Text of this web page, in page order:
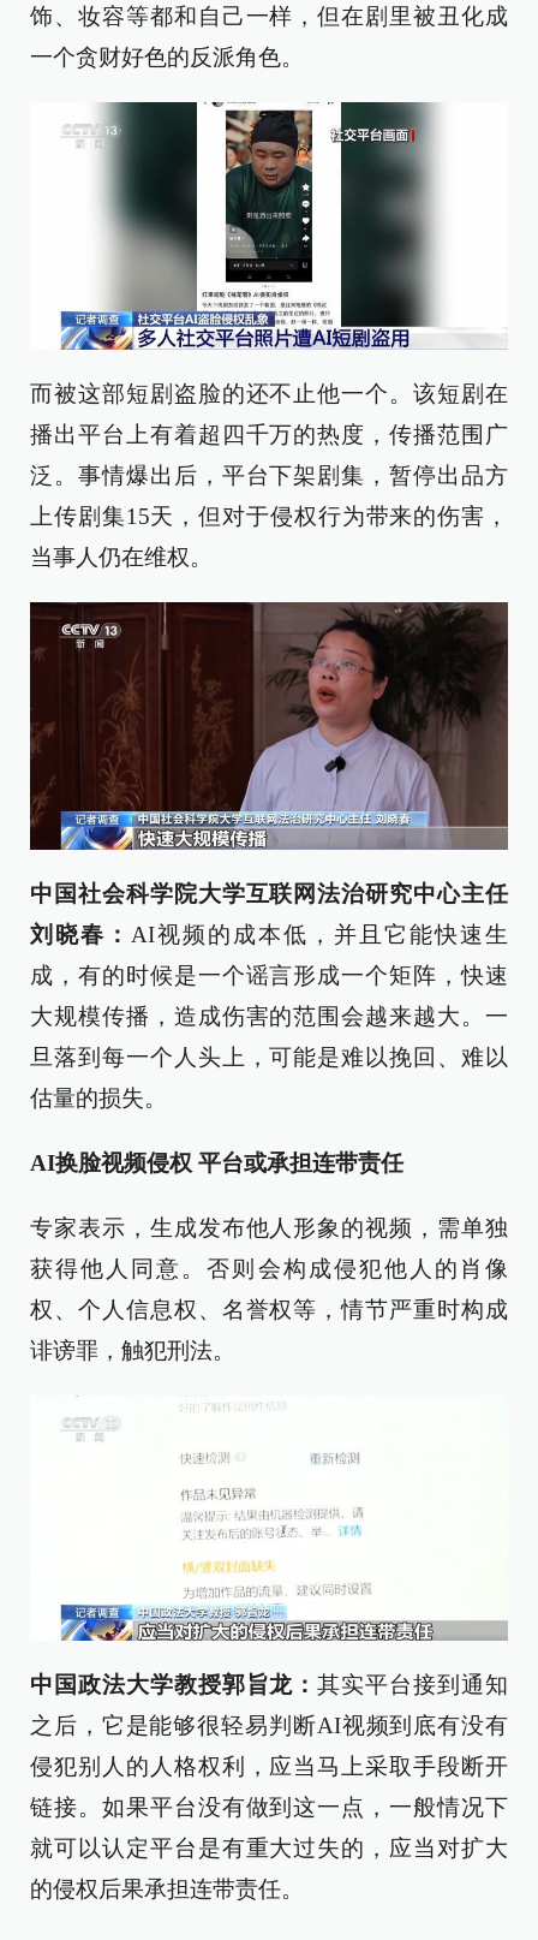
饰、妆容等都和自己一样，但在剧里被丑化成
一个贪财好色的反派角色。
而被这部短剧盗脸的还不止他一个。该短剧在
播出平台上有着超四千万的热度，传播范围广
泛。事情爆出后，平台下架剧集，暂停出品方
上传剧集15天，但对于侵权行为带来的伤害，
当事人仍在维权。
中国社会科学院大学互联网法治研究中心主任
刘晓春： AI视频的成本低，并且它能快速生
成，有的时候是一个谣言形成一个矩阵，快速
大规模传播，造成伤害的范围会越来越大。一
旦落到每一个人头上，可能是难以挽回、难以
估量的损失。
AI换脸视频侵权 平台或承担连带责任
专家表示，生成发布他人形象的视频，需单独
获得他人同意。否则会构成侵犯他人的肖像
权、个人信息权、名誉权等，情节严重时构成
诽谤罪，触犯刑法。
中国政法大学教授郭旨龙：其实平台接到通知
之后，它是能够很轻易判断AI视频到底有没有
侵犯别人的人格权利，应当马上采取手段断开
链接。如果平台没有做到这一点，一般情况下
就可以认定平台是有重大过失的，应当对扩大
的侵权后果承担连带责任。